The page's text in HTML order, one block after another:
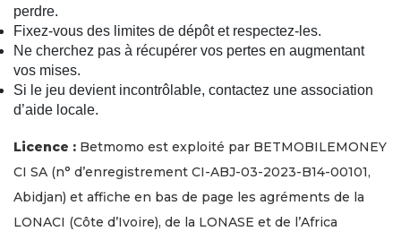
perdre.
Fixez-vous des limites de dépôt et respectez-les.
Ne cherchez pas à récupérer vos pertes en augmentant
vos mises.
Si le jeu devient incontrôlable, contactez une association
d’aide locale.
Licence : Betmomo est exploité par BETMOBILEMONEY
CI SA (n° d’enregistrement CI-ABJ-03-2023-B14-00101,
Abidjan) et affiche en bas de page les agréments de la
LONACI (Côte d’Ivoire), de la LONASE et de l’Africa